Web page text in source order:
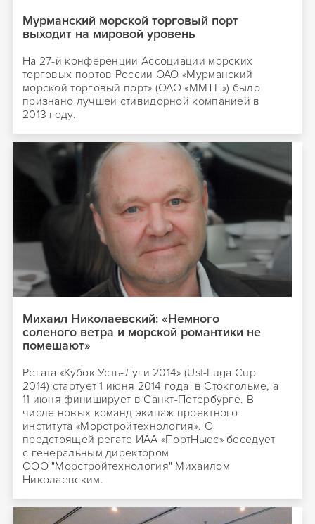
Мурманский морской торговый порт
выходит на мировой уровень
На 27-й конференции Ассоциации морских
торговых портов России ОАО «Мурманский
морской торговый порт» (ОАО «ММТП») было
признано лучшей стивидорной компанией в
2013 году.
Михаил Николаевский: «Немного
соленого ветра и морской романтики не
помешают»
Регата «Кубок Усть-Луги 2014» (Ust-Luga Cup
2014) стартует 1 июня 2014 года в Стокгольме, а
11 июня финиширует в Санкт-Петербурге. В
числе новых команд экипаж проектного
института «Морстройтехнология». О
предстоящей регате ИАА «ПортНьюс» беседует
с генеральным директором
ООО "Морстройтехнология" Михаилом
Николаевским.